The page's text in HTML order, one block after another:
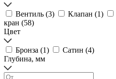
Вентиль (3) Клапан (1)
кран (58)
Цвет
Бронза (1) Сатин (4)
Глубина, мм